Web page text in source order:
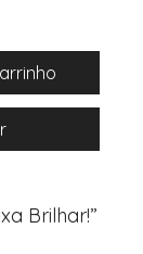
Brilhar!”